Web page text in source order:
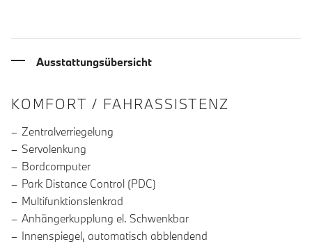
Ausstattungsübersicht
INFORMATIONEN ÜBER DIE
KOMFORT / FAHRASSISTENZ
Zentralverriegelung
Servolenkung
Bordcomputer
Park Distance Control (PDC)
Multifunktionslenkrad
Anhängerkupplung el. Schwenkbar
Innenspiegel, automatisch abblendend